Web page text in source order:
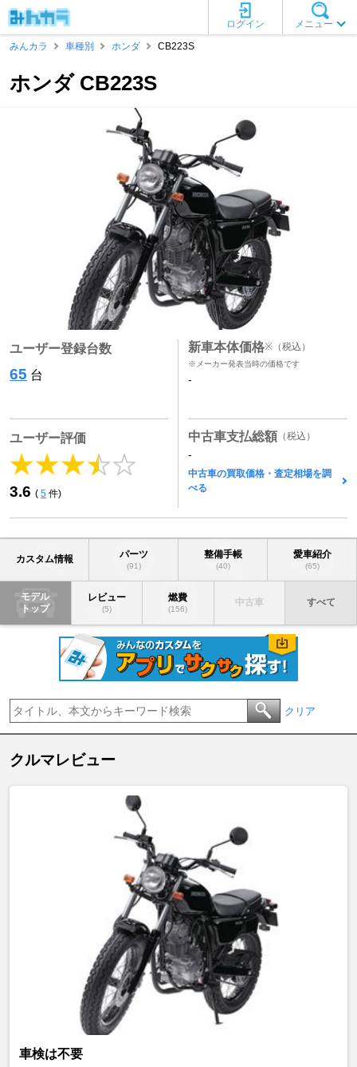
メニュー
ログイン
みんカラ
車種別 ホンダ CB223S
ホンダ CB223S
ユーザー登録台数
65 台
ユーザー評価
3.6 ( 5 件)
新車本体価格※ （税込）
※メーカー発表当時の価格です
-
中古車支払総額 （税込）
-
中古車の買取価格・査定相場を調
べる
カスタム情報 パーツ
(91)
整備手帳
(40)
愛車紹介
(65)
モデル
トップ
レビュー
(5)
燃費
(156)
中古車 すべて
クリア
クルマレビュー
車検は不要